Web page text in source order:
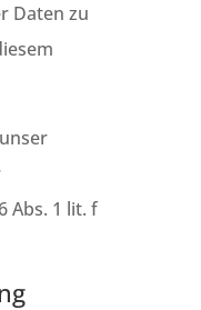
Daten zu
Abs. 1 lit. f